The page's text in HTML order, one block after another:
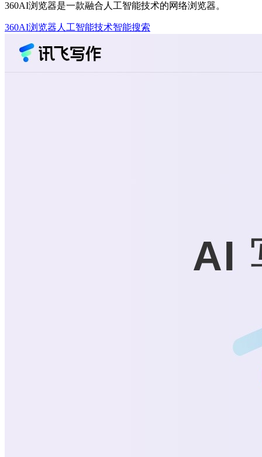
360AI浏览器是一款融合人工智能技术的网络浏览器。
360AI浏览器 人工智能技术智能搜索